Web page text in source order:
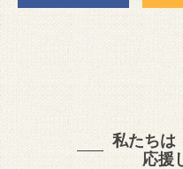
私たちは
応援